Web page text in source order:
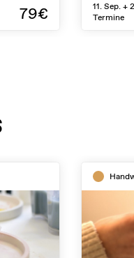
79€
11. Sep. +
Termine